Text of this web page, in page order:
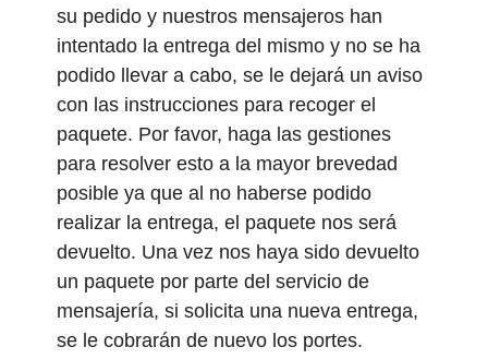
su pedido y nuestros mensajeros han
intentado la entrega del mismo y no se ha
podido llevar a cabo, se le dejará un aviso
con las instrucciones para recoger el
paquete. Por favor, haga las gestiones
para resolver esto a la mayor brevedad
posible ya que al no haberse podido
realizar la entrega, el paquete nos será
devuelto. Una vez nos haya sido devuelto
un paquete por parte del servicio de
mensajería, si solicita una nueva entrega,
se le cobrarán de nuevo los portes.